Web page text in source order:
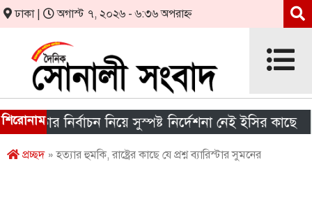
ঢাকা | অগাস্ট ৭, ২০২৬ - ৬:৩৬ অপরাহ্ন
শিরোনামনির্বাচন নিয়ে সুস্পষ্ট নির্দেশনা নেই ইসির কাছে
প্রচ্ছদ» হত্যার হুমকি, রাষ্ট্রের কাছে যে প্রশ্ন ব্যারিস্টার সুমনের